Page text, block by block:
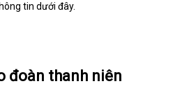
tin dưới đây.
đoàn thanh niên